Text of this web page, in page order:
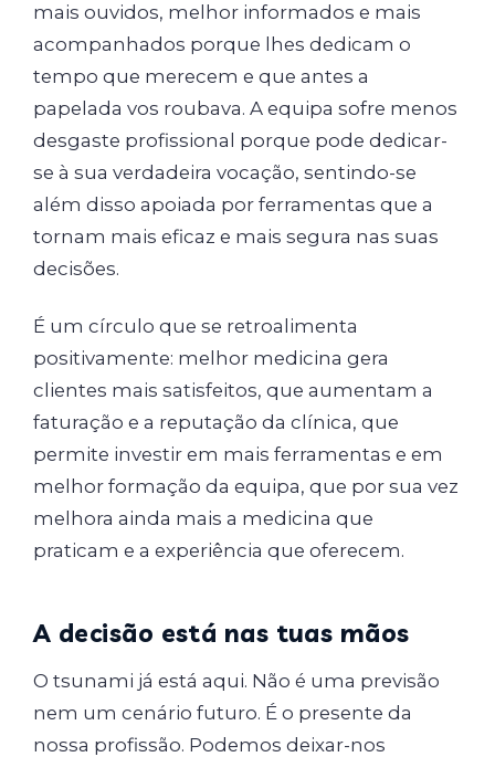
mais ouvidos, melhor informados e mais
acompanhados porque lhes dedicam o
tempo que merecem e que antes a
papelada vos roubava. A equipa sofre menos
desgaste profissional porque pode dedicar-
se à sua verdadeira vocação, sentindo-se
além disso apoiada por ferramentas que a
tornam mais eficaz e mais segura nas suas
decisões.
É um círculo que se retroalimenta
positivamente: melhor medicina gera
clientes mais satisfeitos, que aumentam a
faturação e a reputação da clínica, que
permite investir em mais ferramentas e em
melhor formação da equipa, que por sua vez
melhora ainda mais a medicina que
praticam e a experiência que oferecem.
A decisão está nas tuas mãos
O tsunami já está aqui. Não é uma previsão
nem um cenário futuro. É o presente da
nossa profissão. Podemos deixar-nos